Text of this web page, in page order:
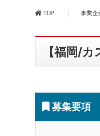
TOP 事業企
【福岡/
募集要項